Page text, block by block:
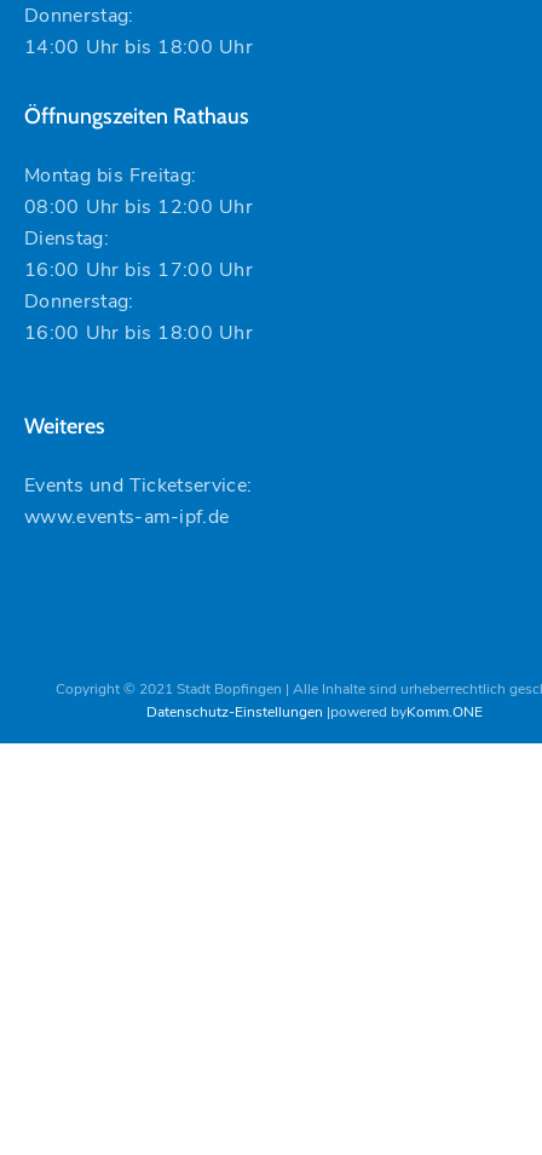
Donnerstag:
14:00 Uhr bis 18:00 Uhr
Öffnungszeiten Rathaus
Montag bis Freitag:
08:00 Uhr bis 12:00 Uhr
Dienstag:
16:00 Uhr bis 17:00 Uhr
Donnerstag:
16:00 Uhr bis 18:00 Uhr
Weiteres
Events und Ticketservice:
www.events-am-ipf.de
Copyright © 2021 Stadt Bopfingen | Alle Inhalte sind urheberrechtlich
Datenschutz-Einstellungen powered byKomm.ONE